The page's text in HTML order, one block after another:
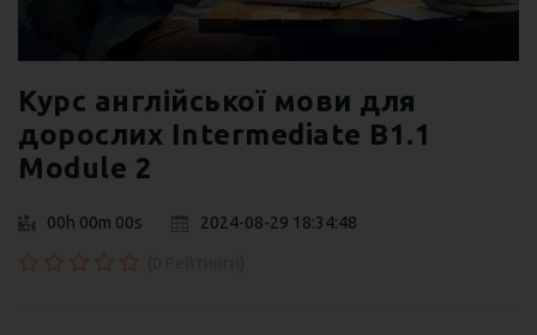
Курс англійської мови для
дорослих Intermediate B1.1
Module 2
00h 00m 00s 2024-08-29 18:34:48